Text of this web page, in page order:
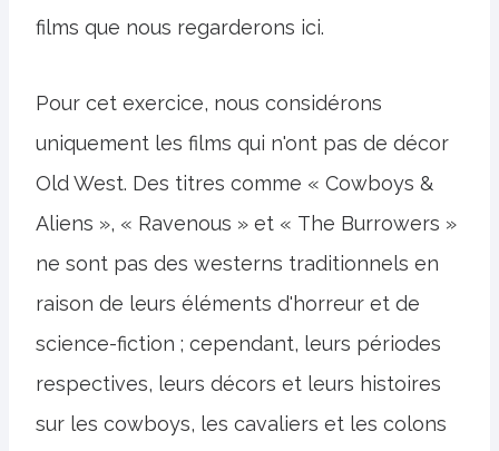
films que nous regarderons ici.
Pour cet exercice, nous considérons
uniquement les films qui n'ont pas de décor
Old West. Des titres comme « Cowboys &
Aliens », « Ravenous » et « The Burrowers »
ne sont pas des westerns traditionnels en
raison de leurs éléments d'horreur et de
science-fiction ; cependant, leurs périodes
respectives, leurs décors et leurs histoires
sur les cowboys, les cavaliers et les colons